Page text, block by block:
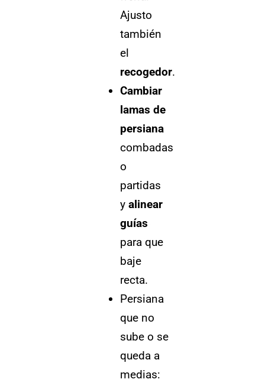
Ajusto
también
el
recogedor.
Cambiar
lamas de
persiana
combadas
o
partidas
y alinear
guías
para que
baje
recta.
Persiana
que no
sube o se
queda a
medias: